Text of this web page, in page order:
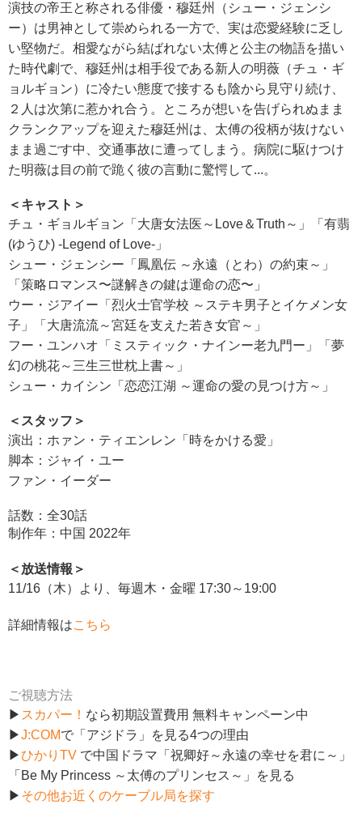
演技の帝王と称される俳優・穆廷州（シュー・ジェンシ
ー）は男神として崇められる一方で、実は恋愛経験に乏し
い堅物だ。相愛ながら結ばれない太傅と公主の物語を描い
た時代劇で、穆廷州は相手役である新人の明薇（チュ・ギ
ョルギョン）に冷たい態度で接するも陰から見守り続け、
２人は次第に惹かれ合う。ところが想いを告げられぬまま
クランクアップを迎えた穆廷州は、太傅の役柄が抜けない
まま過ごす中、交通事故に遭ってしまう。病院に駆けつけ
た明薇は目の前で跪く彼の言動に驚愕して...。
＜キャスト＞
チュ・ギョルギョン「大唐女法医～Love＆Truth～」「有翡
(ゆうひ) -Legend of Love-」
シュー・ジェンシー「鳳凰伝 ～永遠（とわ）の約束～」
「策略ロマンス〜謎解きの鍵は運命の恋〜」
ウー・ジアイー「烈火士官学校 ～ステキ男子とイケメン女
子」「大唐流流～宮廷を支えた若き女官～」
フー・ユンハオ「ミスティック・ナインー老九門ー」「夢
幻の桃花～三生三世枕上書～」
シュー・カイシン「恋恋江湖 ～運命の愛の見つけ方～」
＜スタッフ＞
演出：ホァン・ティエンレン「時をかける愛」
脚本：ジャイ・ユー
ファン・イーダー
話数：全30話
制作年：中国 2022年
＜放送情報＞
11/16（木）より、毎週木・金曜 17:30～19:00
詳細情報はこちら
ご視聴方法
▶ スカパー！ なら初期設置費用 無料キャンペーン中
▶J:COMで「アジドラ」を見る4つの理由
▶ひかりTV で中国ドラマ「祝卿好～永遠の幸せを君に～」
「Be My Princess ～太傅のプリンセス～」を見る
▶ その他お近くのケーブル局を探す